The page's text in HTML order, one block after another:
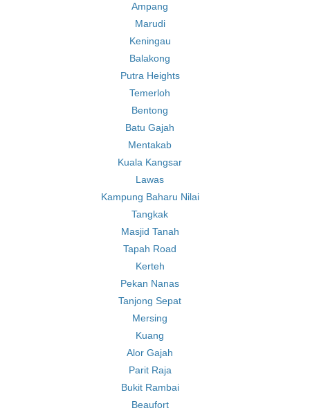
Ampang
Marudi
Keningau
Balakong
Putra Heights
Temerloh
Bentong
Batu Gajah
Mentakab
Kuala Kangsar
Lawas
Kampung Baharu Nilai
Tangkak
Masjid Tanah
Tapah Road
Kerteh
Pekan Nanas
Tanjong Sepat
Mersing
Kuang
Alor Gajah
Parit Raja
Bukit Rambai
Beaufort